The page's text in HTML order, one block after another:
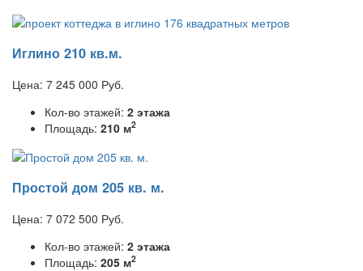
Иглино 210 кв.м.
Цена: 7 245 000 Руб.
Кол-во этажей: 2 этажа
Площадь: 210 м2
Простой дом 205 кв. м.
Цена: 7 072 500 Руб.
Кол-во этажей: 2 этажа
Площадь: 205 м2